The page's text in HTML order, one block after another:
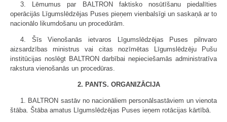
3. Lēmumus par BALTRON faktisko nosūtīšanu piedalīties
operācijās Līgumslēdzējas Puses pieņem vienbalsīgi un saskaņā ar to
nacionālo likumdošanu un procedūrām.
4. Šīs Vienošanās ietvaros Līgumslēdzējas Puses pilnvaro
aizsardzības ministrus vai citas nozīmētas Līgumslēdzēju Pušu
institūcijas noslēgt BALTRON darbībai nepieciešamās administratīva
rakstura vienošanās un procedūras.
2. PANTS. ORGANIZĀCIJA
1. BALTRON sastāv no nacionāliem personālsastāviem un vienota
štāba. Štāba amatus Līgumslēdzējas Puses ieņem rotācijas kārtībā.